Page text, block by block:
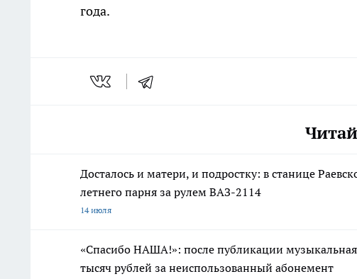
года.
Досталось и матери, и подростку: в станице
летнего парня за рулем ВАЗ-2114
14 июля
«Спасибо НАША!»: после публикации
тысяч рублей за неиспользованный абонемент